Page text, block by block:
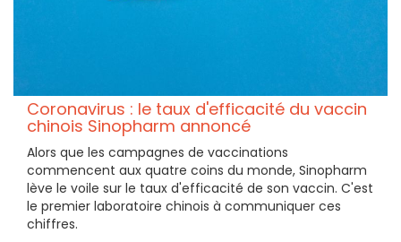
Coronavirus : le taux d'efficacité du vaccin
chinois Sinopharm annoncé
Alors que les campagnes de vaccinations
commencent aux quatre coins du monde, Sinopharm
lève le voile sur le taux d'efficacité de son vaccin. C'est
le premier laboratoire chinois à communiquer ces
chiffres.